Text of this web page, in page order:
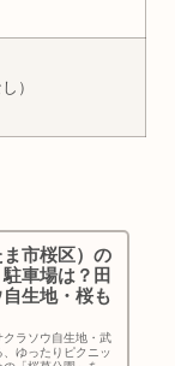
）
市桜区）の
車場は？田
生地・桜も
ラソウ自生地・武
ゆったりピクニッ